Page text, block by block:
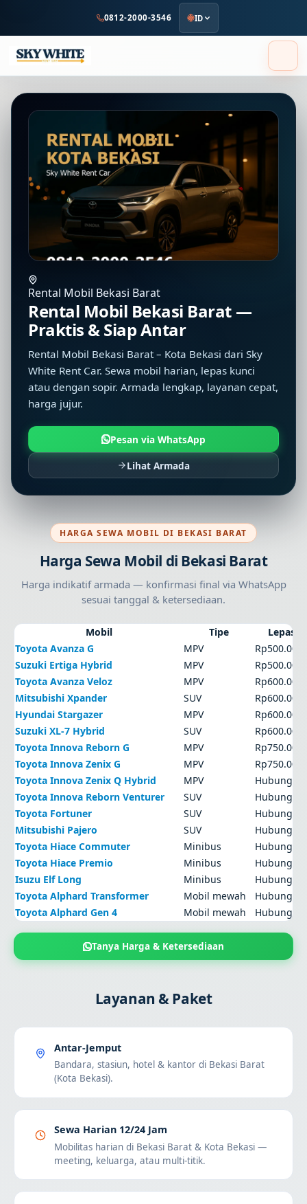
utama
0812-2000-3546 ID
Rental Mobil Bekasi Barat
Rental Mobil Bekasi Barat —
Praktis & Siap Antar
Rental Mobil Bekasi Barat – Kota Bekasi dari Sky
White Rent Car. Sewa mobil harian, lepas kunci
atau dengan sopir. Armada lengkap, layanan cepat,
harga jujur.
Pesan via WhatsApp
Lihat Armada
HARGA SEWA MOBIL DI BEKASI BARAT
Harga Sewa Mobil di Bekasi Barat
Harga indikatif armada — konfirmasi final via WhatsApp
sesuai tanggal & ketersediaan.
Mobil Tipe
Lepas
Toyota Avanza G
MPV
Rp500.000
Suzuki Ertiga Hybrid
MPV
Rp500.000
Toyota Avanza Veloz
MPV
Rp600.000
Mitsubishi Xpander
SUV
Rp600.000
Hyundai Stargazer
MPV
Rp600.000
Suzuki XL-7 Hybrid
SUV
Rp600.000
Toyota Innova Reborn G
MPV
Rp750.000
Toyota Innova Zenix G
MPV
Rp750.000
Toyota Innova Zenix Q Hybrid
MPV
Hubungi
Toyota Innova Reborn Venturer
SUV
Hubungi
Toyota Fortuner
SUV
Hubungi
Mitsubishi Pajero
SUV
Hubungi
Toyota Hiace Commuter
Minibus
Hubungi
Toyota Hiace Premio
Minibus
Hubungi
Isuzu Elf Long
Minibus
Hubungi
Toyota Alphard Transformer
Mobil mewah
Hubungi
Toyota Alphard Gen 4
Mobil mewah Hubungi
Tanya Harga & Ketersediaan
Layanan & Paket
Antar-Jemput
Bandara, stasiun, hotel & kantor di Bekasi Barat
(Kota Bekasi).
Sewa Harian 12/24 Jam
Mobilitas harian di Bekasi Barat & Kota Bekasi —
meeting, keluarga, atau multi-titik.